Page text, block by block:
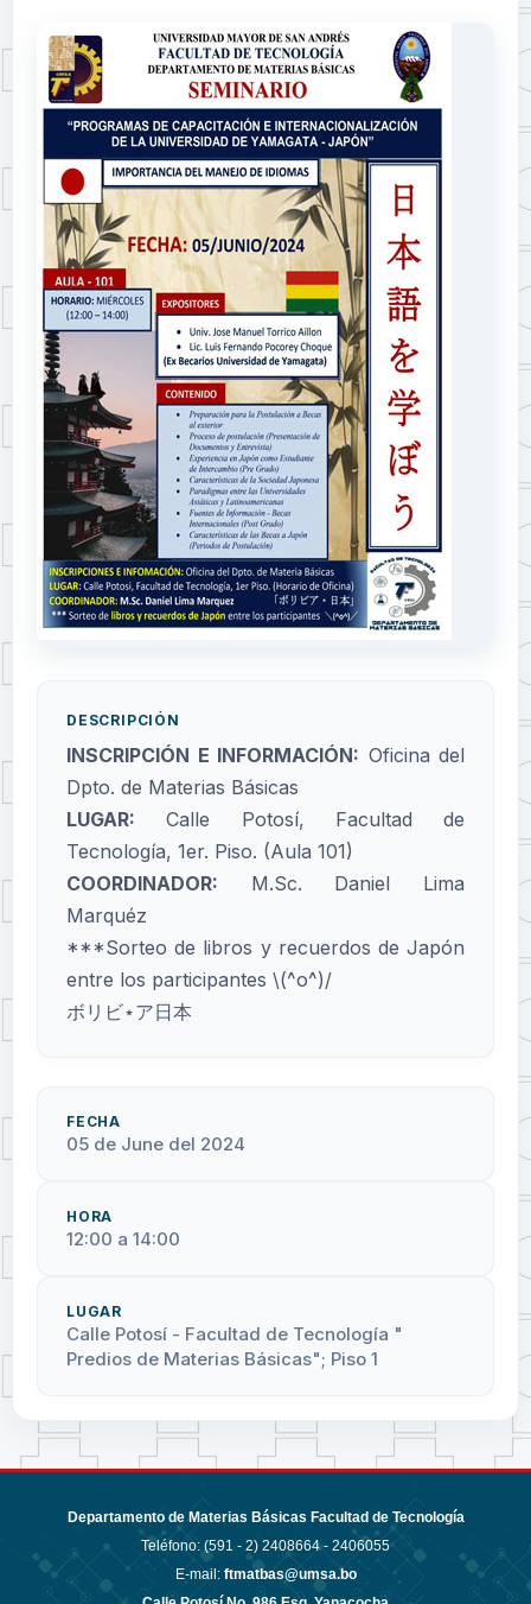
DESCRIPCIÓN
INSCRIPCIÓN E INFORMACIÓN: Oficina del
Dpto. de Materias Básicas
LUGAR: Calle Potosí, Facultad de
Tecnología, 1er. Piso. (Aula 101)
COORDINADOR: M.Sc. Daniel Lima
Marquéz
***Sorteo de libros y recuerdos de Japón
entre los participantes \(^o^)/
ボリビ⋆ア日本
FECHA
05 de June del 2024
HORA
12:00 a 14:00
LUGAR
Calle Potosí - Facultad de Tecnología "
Predios de Materias Básicas"; Piso 1
Departamento de Materias Básicas Facultad de Tecnología
Teléfono: (591 - 2) 2408664 - 2406055
E-mail: ftmatbas@umsa.bo